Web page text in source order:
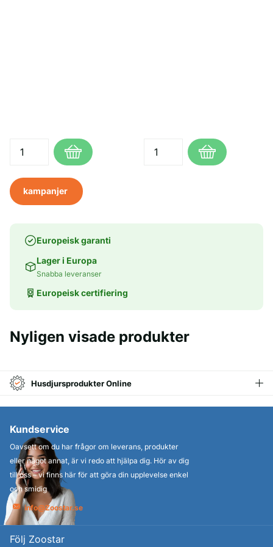
kampanjer
Europeisk garanti
Lager i Europa
Snabba leveranser
Europeisk certifiering
Nyligen visade produkter
Husdjursprodukter Online
Följ Zoostar
Kundservice
Oavsett om du har frågor om leverans, produkter
eller något annat, är vi redo att hjälpa dig. Hör av dig
till oss – vi finns här för att göra din upplevelse enkel
och smidig
info@Zoostar.se